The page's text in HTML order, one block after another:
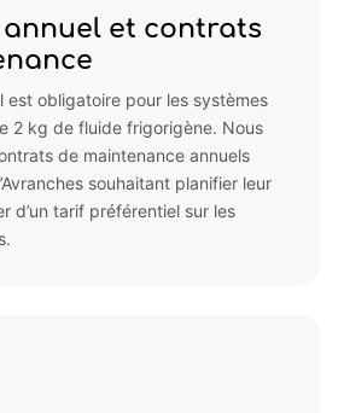
et contrats
est obligatoire pour les systèmes
2 kg de fluide frigorigène. Nous
de maintenance annuels
souhaitant planifier leur
d’un tarif préférentiel sur les